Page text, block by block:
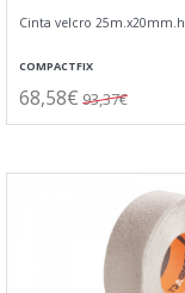
Cinta velcro
COMPACTFIX
68,58€ 93,37€